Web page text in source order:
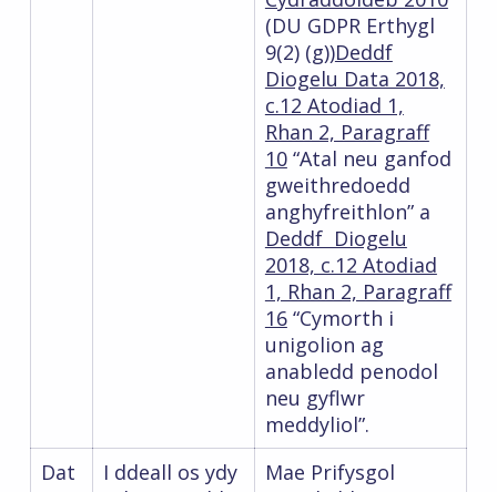
(DU GDPR Erthygl
9(2) (g))Deddf
Diogelu Data 2018,
c.12 Atodiad 1,
Rhan 2, Paragraff
10“Atal neu ganfod
gweithredoedd
anghyfreithlon” a
Deddf Diogelu
2018, c.12 Atodiad
1, Rhan 2, Paragraff
16“Cymorth i
unigolion ag
anabledd penodol
neu gyflwr
meddyliol”.
Dat
I ddeall os ydy
Mae Prifysgol